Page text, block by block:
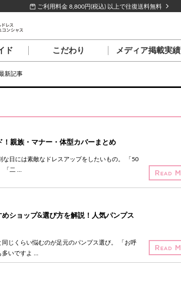
ご利用料金 8,800円(税込) 以上で往復送料無料
ド こだわり メディア掲載実績
新記事
親族・マナー・体型カバーまとめ
日には素敵なドレスアップをしたいもの。 「50
「二 …
ショップ&選び方を解説！人気パンプス
じくらい悩むのが足元のパンプス選び。 「お呼
多いですよ …